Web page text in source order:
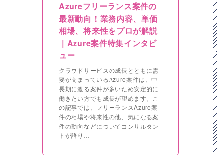
Azureフリーランス案件の
最新動向！業務内容、単価
相場、将来性をプロが解説
｜Azure案件特集インタビ
ュー
クラウドサービスの成長とともに需
要が高まっているAzure案件は、中
長期に渡る案件が多いため安定的に
働きたい方でも成長が望めます。こ
の記事では、フリーランスAzure案
件の相場や将来性の他、気になる案
件の動向などについてコンサルタン
トが語り…